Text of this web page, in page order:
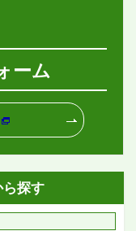
ーム
探す